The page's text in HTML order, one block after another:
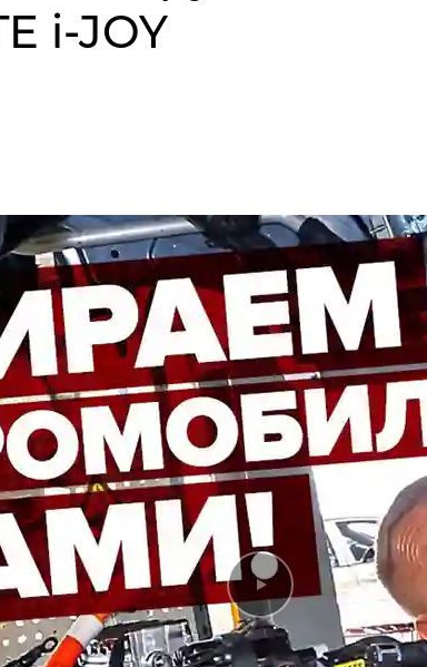
i‑JOY